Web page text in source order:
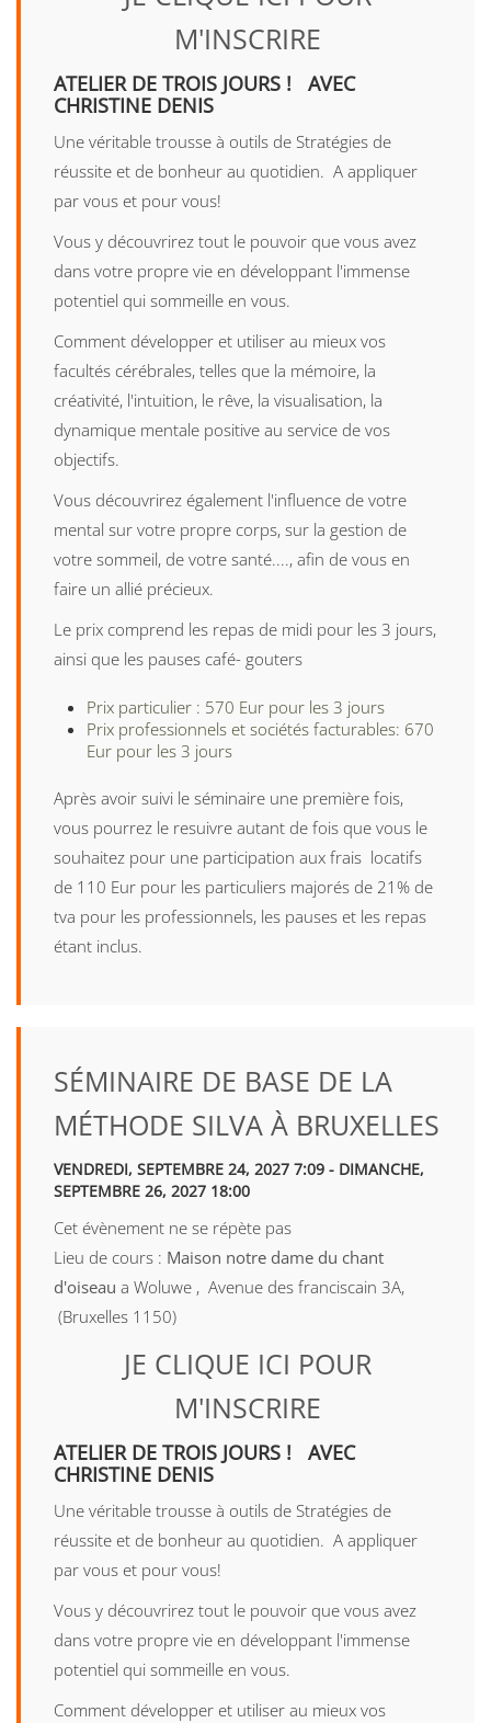
M'INSCRIRE
ATELIER DE TROIS JOURS ! AVEC
CHRISTINE DENIS
Une véritable trousse à outils de Stratégies de
réussite et de bonheur au quotidien. A appliquer
par vous et pour vous!
Vous y découvrirez tout le pouvoir que vous avez
dans votre propre vie en développant l'immense
potentiel qui sommeille en vous.
Comment développer et utiliser au mieux vos
facultés cérébrales, telles que la mémoire, la
créativité, l'intuition, le rêve, la visualisation, la
dynamique mentale positive au service de vos
objectifs.
Vous découvrirez également l'influence de votre
mental sur votre propre corps, sur la gestion de
votre sommeil, de votre santé...., afin de vous en
faire un allié précieux.
Le prix comprend les repas de midi pour les 3 jours,
ainsi que les pauses café- gouters
Prix particulier : 570 Eur pour les 3 jours
Prix professionnels et sociétés facturables: 670
Eur pour les 3 jours
Après avoir suivi le séminaire une première fois,
vous pourrez le resuivre autant de fois que vous le
souhaitez pour une participation aux frais locatifs
de 110 Eur pour les particuliers majorés de 21% de
tva pour les professionnels, les pauses et les repas
étant inclus.
SÉMINAIRE DE BASE DE LA
MÉTHODE SILVA À BRUXELLES
VENDREDI, SEPTEMBRE 24, 2027 7:09 - DIMANCHE,
SEPTEMBRE 26, 2027 18:00
Cet évènement ne se répète pas
Lieu de cours : Maison notre dame du chant
d'oiseau a Woluwe , Avenue des franciscain 3A,
(Bruxelles 1150)
JE CLIQUE ICI POUR
M'INSCRIRE
ATELIER DE TROIS JOURS ! AVEC
CHRISTINE DENIS
Une véritable trousse à outils de Stratégies de
réussite et de bonheur au quotidien. A appliquer
par vous et pour vous!
Vous y découvrirez tout le pouvoir que vous avez
dans votre propre vie en développant l'immense
potentiel qui sommeille en vous.
Comment développer et utiliser au mieux vos